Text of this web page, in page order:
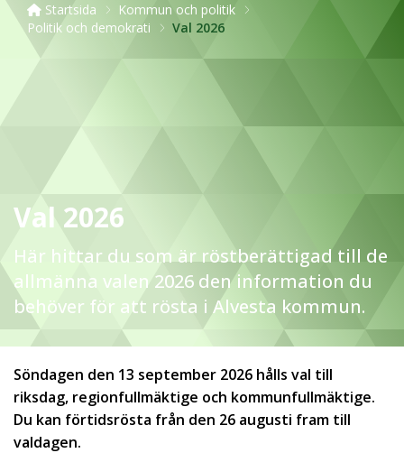
Startsida
Kommun och politik
Politik och demokrati
Val 2026
Val 2026
Här hittar du som är röstberättigad till de
allmänna valen 2026 den information du
behöver för att rösta i Alvesta kommun.
Söndagen den 13 september 2026 hålls val till
riksdag, regionfullmäktige och kommunfullmäktige.
Du kan förtidsrösta från den 26 augusti fram till
valdagen.